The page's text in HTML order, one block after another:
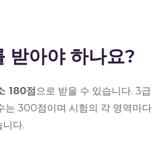
받아야 하나요?
180점으로 받을 수 있습니다. 3급
는 300점이며 시험의 각 영역마다
다.